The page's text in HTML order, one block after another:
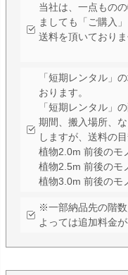
当社は、一点もの
ましても「ご購入
送料を頂いておりま
「短期レンタル」
おります。
「短期レンタル」
期間、搬入場所、
しますが、送料の
植物2.0m 前後の
植物2.5m 前後の
植物3.0m 前後の
※一部納品先の階
よっては追加料金